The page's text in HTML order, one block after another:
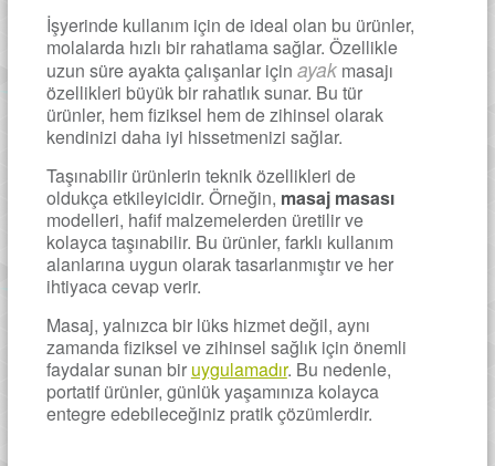
İşyerinde kullanım için de ideal olan bu ürünler,
molalarda hızlı bir rahatlama sağlar. Özellikle
uzun süre ayakta çalışanlar için ayakmasajı
özellikleri büyük bir rahatlık sunar. Bu tür
ürünler, hem fiziksel hem de zihinsel olarak
kendinizi daha iyi hissetmenizi sağlar.
Taşınabilir ürünlerin teknik özellikleri de
oldukça etkileyicidir. Örneğin, masaj masası
modelleri, hafif malzemelerden üretilir ve
kolayca taşınabilir. Bu ürünler, farklı kullanım
alanlarına uygun olarak tasarlanmıştır ve her
ihtiyaca cevap verir.
Masaj, yalnızca bir lüks hizmet değil, aynı
zamanda fiziksel ve zihinsel sağlık için önemli
faydalar sunan bir uygulamadır. Bu nedenle,
portatif ürünler, günlük yaşamınıza kolayca
entegre edebileceğiniz pratik çözümlerdir.